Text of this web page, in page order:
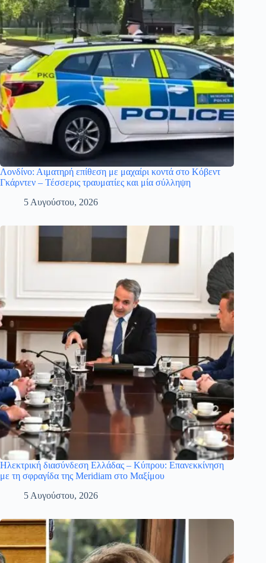
Λονδίνο: Αιματηρή επίθεση με μαχαίρι κοντά στο Κόβεντ
Γκάρντεν – Τέσσερις τραυματίες και μία σύλληψη
5 Αυγούστου, 2026
Ηλεκτρική διασύνδεση Ελλάδας – Κύπρου: Επανεκκίνηση
με τη σφραγίδα της Meridiam στο Μαξίμου
5 Αυγούστου, 2026